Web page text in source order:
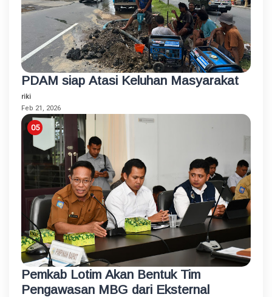
PDAM siap Atasi Keluhan Masyarakat
riki
Feb 21, 2026
Pemkab Lotim Akan Bentuk Tim
Pengawasan MBG dari Eksternal